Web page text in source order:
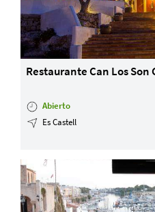
Por Localización
Por Tipo de Cocina
Por Precio
Ideal para
¿Tienes un restaurante?
Quiénes somos
Incluye tu restaurante
Servicios y tarifas
Contacto
Información legal
Términos y condiciones
Restaurante Can Los Son
Abierto
Es Castell